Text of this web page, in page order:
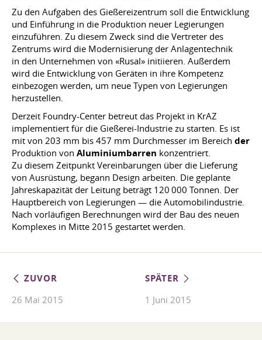
Zu den Aufgaben des Gießereizentrum soll die Entwicklung
und Einführung in die Produktion neuer Legierungen
einzuführen. Zu diesem Zweck sind die Vertreter des
Zentrums wird die Modernisierung der Anlagentechnik
in den Unternehmen von «Rusal» initiieren. Außerdem
wird die Entwicklung von Geräten in ihre Kompetenz
einbezogen werden, um neue Typen von Legierungen
herzustellen.
Derzeit Foundry-Center betreut das Projekt in KrAZ
implementiert für die Gießerei-Industrie zu starten. Es ist
mit von 203 mm bis 457 mm Durchmesser im Bereich der
Produktion von Aluminiumbarren konzentriert.
Zu diesem Zeitpunkt Vereinbarungen über die Lieferung
von Ausrüstung, begann Design arbeiten. Die geplante
Jahreskapazität der Leitung beträgt 120 000 Tonnen. Der
Hauptbereich von Legierungen — die Automobilindustrie.
Nach vorläufigen Berechnungen wird der Bau des neuen
Komplexes in Mitte 2015 gestartet werden.
ZUVOR
26 Mai 2015
SPÄTER
1 Juni 2015